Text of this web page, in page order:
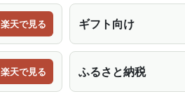
楽天で見る ギフト向け
楽天で見る ふるさと納税